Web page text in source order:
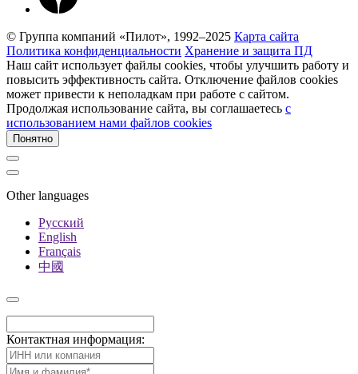
© Группа компаний «Пилот», 1992–2025 Карта сайта
Политика конфиденциальности Хранение и защита ПД
Наш сайт использует файлы cookies, чтобы улучшить работу и
повысить эффективность сайта. Отключение файлов cookies
может привести к неполадкам при работе с сайтом.
Продолжая использование сайта, вы соглашаетесь c
использованием нами файлов cookies
Понятно
Other languages
Русский
English
Français
中國
Контактная информация: